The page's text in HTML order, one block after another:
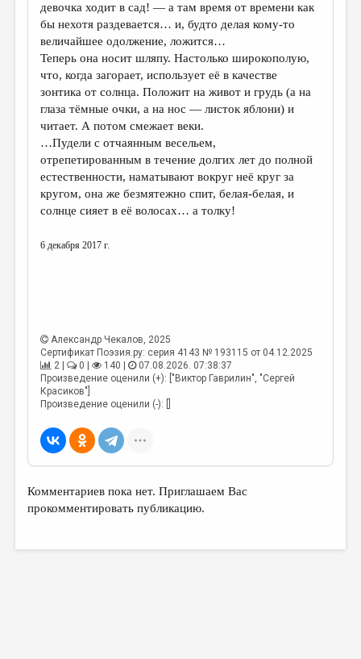
девочка ходит в сад! — а там время от времени как
бы нехотя раздевается… и, будто делая кому-то
величайшее одолжение, ложится…
Теперь она носит шляпу. Настолько широкополую,
что, когда загорает, использует её в качестве
зонтика от солнца. Положит на живот и грудь (а на
глаза тёмные очки, а на нос — листок яблони) и
читает. А потом смежает веки.
…Пудели с отчаянным весельем,
отрепетированным в течение долгих лет до полной
естественности, наматывают вокруг неё круг за
кругом, она же безмятежно спит, белая-белая, и
солнце сияет в её волосах… а толку!
6 декабря 2017 г.
Александр Чекалов, 2025
Сертификат Поэзия.ру: серия 4143 № 193115 от 04.12.2025
2 |
0 | 140 |
07.08.2026. 07:38:37
Произведение оценили (+): ["Виктор Гаврилин", "Сергей
Красиков"]
Произведение оценили (-): []
Комментариев пока нет. Приглашаем Вас
прокомментировать публикацию.